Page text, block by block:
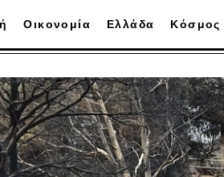
Οικονομία Ελλάδα Κόσμος